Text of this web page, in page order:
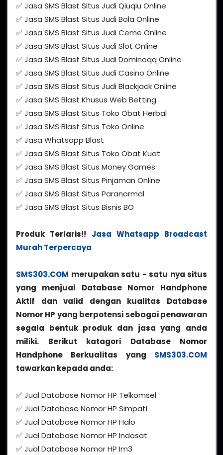
✅ Jasa SMS Blast Situs Judi Qiuqiu Online
✅ Jasa SMS Blast Situs Judi Bola Online
✅ Jasa SMS Blast Situs Judi Ceme Online
✅ Jasa SMS Blast Situs Judi Slot Online
✅ Jasa SMS Blast Situs Judi Dominoqq Online
✅ Jasa SMS Blast Situs Judi Casino Online
✅ Jasa SMS Blast Situs Judi Blackjack Online
✅ Jasa SMS Blast Khusus Web Betting
✅ Jasa SMS Blast Situs Toko Obat Herbal
✅ Jasa SMS Blast Situs Toko Online
✅ Jasa Whatsapp Blast
✅ Jasa SMS Blast Situs Toko Obat Kuat
✅ Jasa SMS Blast Situs Money Games
✅ Jasa SMS Blast Situs Pinjaman Online
✅ Jasa SMS Blast Situs Paranormal
✅ Jasa SMS Blast Situs Bisnis BO
Produk Terlaris!! Jasa Whatsapp Broadcast
Murah Terpercaya
SMS303.COM merupakan satu - satu nya situs
yang menjual Database Nomor Handphone
Aktif dan valid dengan kualitas Database
Nomor HP yang berpotensi sebagai penawaran
segala bentuk produk dan jasa yang anda
miliki. Berikut katagori Database Nomor
Handphone Berkualitas yang SMS303.COM
tawarkan kepada anda:
✅ Jual Database Nomor HP Telkomsel
✅ Jual Database Nomor HP Simpati
✅ Jual Database Nomor HP Halo
✅ Jual Database Nomor HP Indosat
✅ Jual Database Nomor HP Im3